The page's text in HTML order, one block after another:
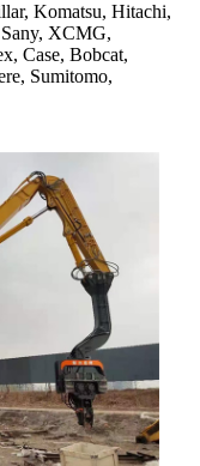
Komatsu, Hitachi,
XCMG,
Case, Bobcat,
Sumitomo,